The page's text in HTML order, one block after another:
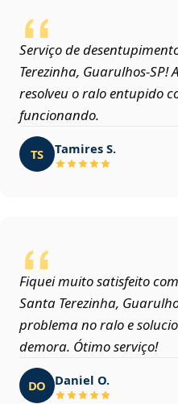
Serviço de
Terezinha,
resolveu o ralo entupido
funcionando.
TS Tamires S.
Fiquei muito satisfeito
Santa Terezinha,
problema no ralo e
demora. Ótimo serviço!
DO Daniel O.